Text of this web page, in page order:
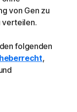
von Gen zu
verteilen.
folgenden
,